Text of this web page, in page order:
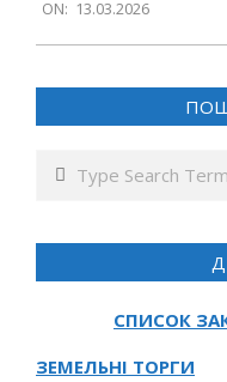
03-
13
ON: 13.03.2026
Search
СПИСОК
ЗЕМЕЛЬНІ ТОРГИ